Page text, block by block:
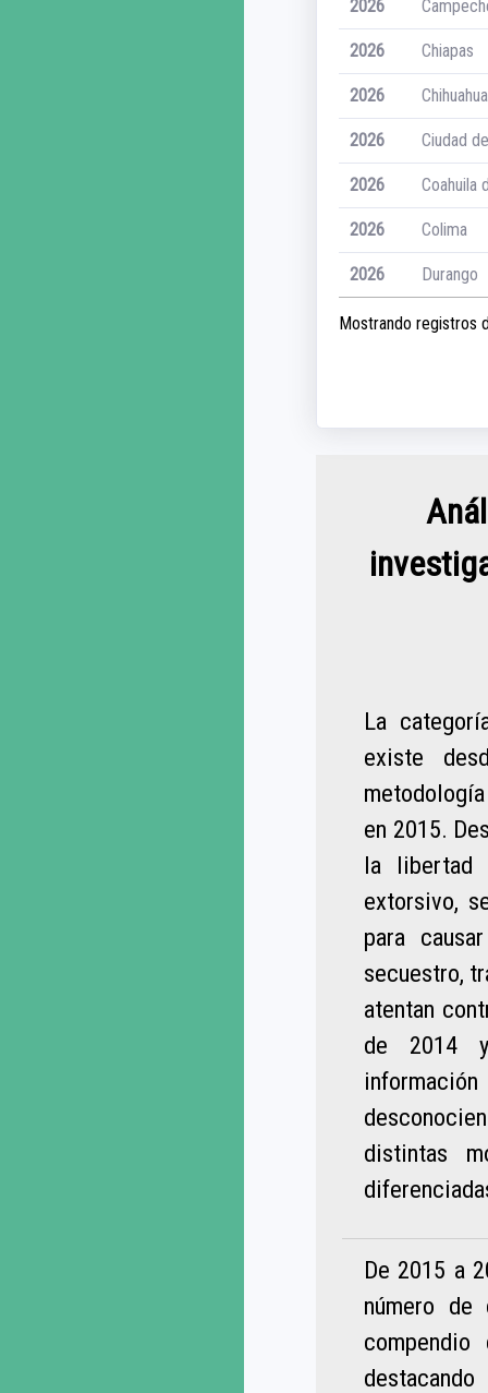
2026
2026 Chiapas
2026 Chihuahua
2026 Ciudad
2026 Coahuila
2026 Colima
2026 Durango
Mostrando registros
La
existe
en 2015.
la libertad
extorsivo,
para
secuestro,
atentan
de 2014 y
distintas
De 2015 a
número de